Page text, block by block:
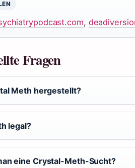
,
Fragen
Meth hergestellt?
legal?
eine Crystal-Meth-Sucht?